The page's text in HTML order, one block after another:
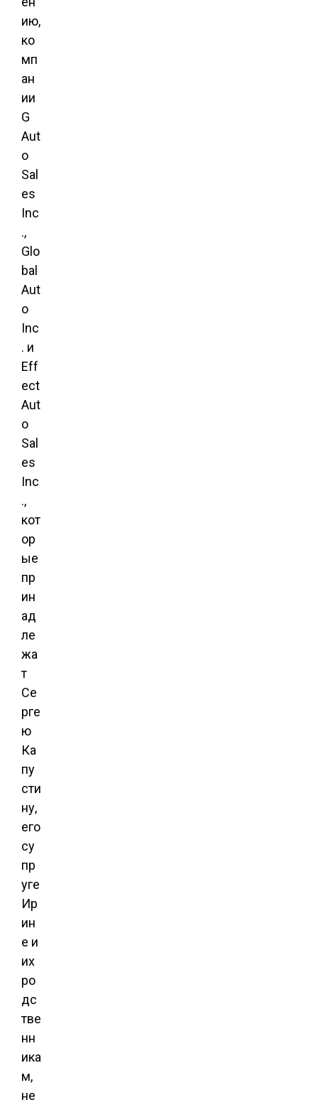
ию,
ко
мп
ан
ии
G
Aut
o
Sal
es
Inc
.,
Glo
bal
Aut
o
Inc
. и
Eff
ect
Aut
o
Sal
es
Inc
.,
кот
ор
ые
пр
ин
ад
ле
жа
т
Се
рге
ю
Ка
пу
сти
ну,
его
су
пр
уге
Ир
ин
е и
их
ро
дс
тве
нн
ика
м,
не